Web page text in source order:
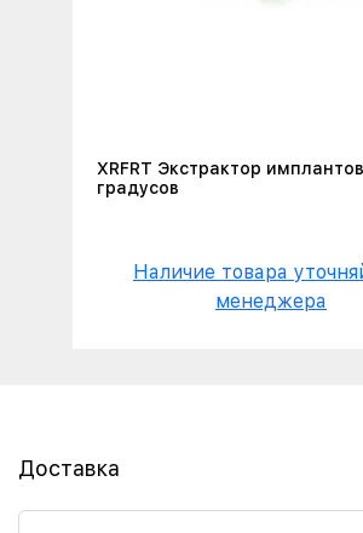
XRFRT Экстрактор имплантов
градусов
Наличие товара
менеджера
Доставка